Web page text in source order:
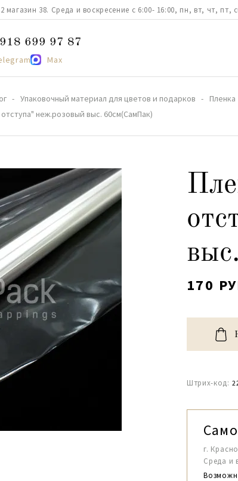
38. Среда и воскресение с 6:00- 16:00, пн, вт, чт, пт,
699 97 87
Max
Упаковочный материал для цветов и подарков Пленка
неж.розовый выс. 60см(СамПак)
170
Штрих-код:
г.
Среда и